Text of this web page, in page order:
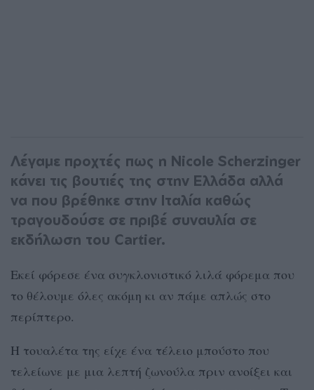
Λέγαμε προχτές πως η Nicole Scherzinger
κάνει τις βουτιές της στην Ελλάδα αλλά
να που βρέθηκε στην Ιταλία καθώς
τραγουδούσε σε πριβέ συναυλία σε
εκδήλωση του Cartier.
Eκεί φόρεσε ένα συγκλονιστικό λιλά φόρεμα που
το θέλουμε όλες ακόμη κι αν πάμε απλώς στο
περίπτερο.
Η τουαλέτα της είχε ένα τέλειο μπούστο που
τελείωνε με μια λεπτή ζωνούλα πριν ανοίξει και